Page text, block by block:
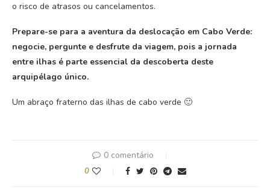
o risco de atrasos ou cancelamentos.
Prepare-se para a aventura da deslocação em Cabo Verde:
negocie, pergunte e desfrute da viagem, pois a jornada
entre ilhas é parte essencial da descoberta deste
arquipélago único.
Um abraço fraterno das ilhas de cabo verde 🙂
0 comentário
0